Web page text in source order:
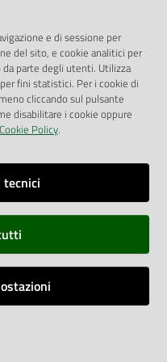
e di sessione per
del sito, e cookie analitici per
parte degli utenti. Utilizza
fini statistici. Per i cookie di
cliccando sul pulsante
disabilitare i cookie oppure
Cookie Policy.
tecnici